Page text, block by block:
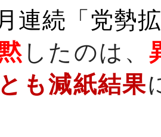
連続「党勢
したのは、
も減紙結果